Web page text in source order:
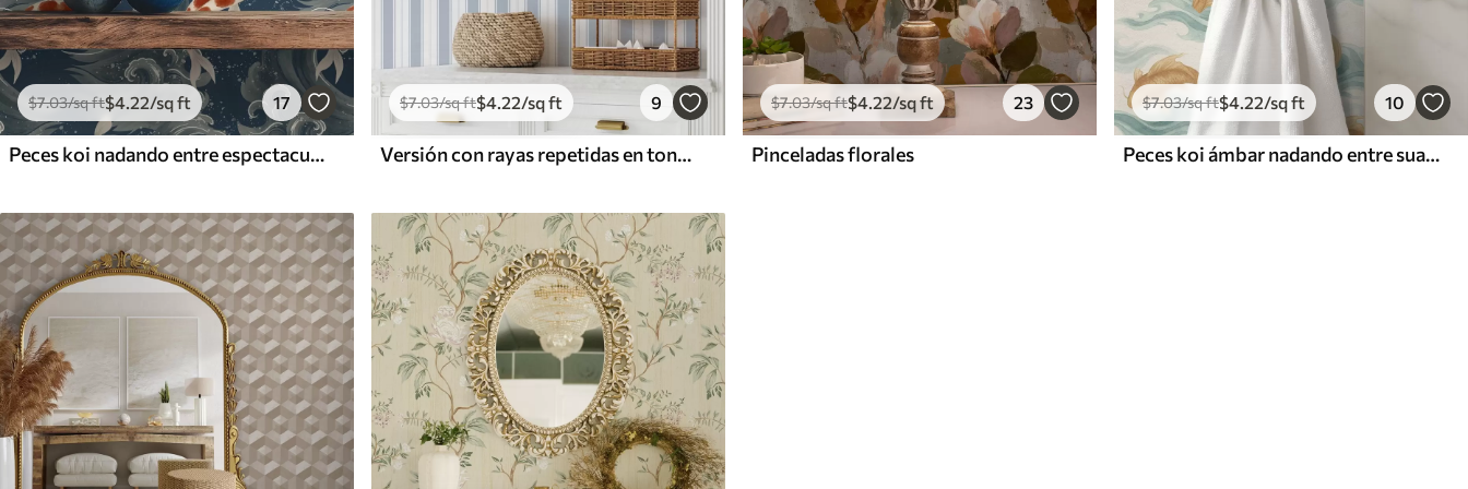
$7.03/sq ft$4.22/sq ft 17
Peces koi nadando entre espectaculares olas oceánicas
$7.03/sq ft$4.22/sq ft 9
Versión con rayas repetidas en tonos grises y azules
$7.03/sq ft$4.22/sq ft 23
Pinceladas florales
$7.03/sq ft$4.22/sq ft 10
Peces koi ámbar nadando entre suaves olas turquesas